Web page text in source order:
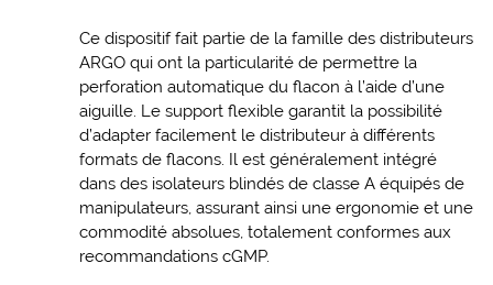
Ce dispositif fait partie de la famille des distributeurs
ARGO qui ont la particularité de permettre la
perforation automatique du flacon à l’aide d’une
aiguille. Le support flexible garantit la possibilité
d’adapter facilement le distributeur à différents
formats de flacons. Il est généralement intégré
dans des isolateurs blindés de classe A équipés de
manipulateurs, assurant ainsi une ergonomie et une
commodité absolues, totalement conformes aux
recommandations cGMP.